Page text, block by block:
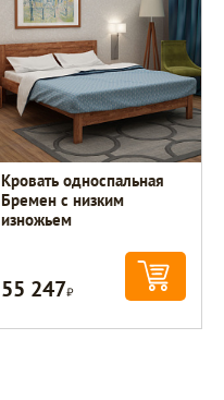
Кровать односпальная
Бремен с низким
изножьем
55 247Р